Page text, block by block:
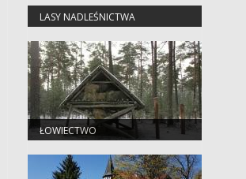
LASY NADLEŚNICTWA
ŁOWIECTWO